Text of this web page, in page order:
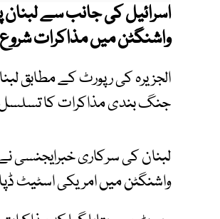
اسرائیل کی جانب سے
واشنگٹن میں مذاکرات
الجزیرہ کی رپورٹ کے مطابق
جنگ بندی مذاکرات کا تسلسل
لبنان کی سرکاری خبرایجنسی نے
واشنگٹن میں امریکی اسٹیٹ